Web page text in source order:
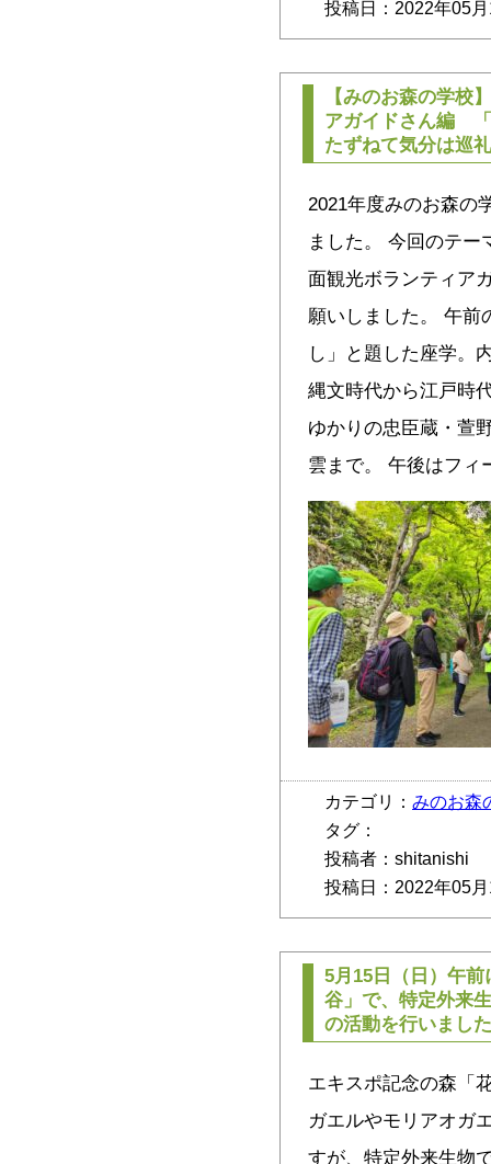
投稿日：2022年05
【みのお森の学
アガイドさん編
たずねて気分は
2021年度みのお森の
ました。 今回のテー
面観光ボランティア
願いしました。 午前
し」と題した座学。
縄文時代から江戸時
ゆかりの忠臣蔵・萱
雲まで。 午後はフィ
カテゴリ： みのお森
タグ：
投稿者：shitanishi
投稿日：2022年05
5月15日（日）午
谷」で、特定外来
の活動を行いまし
エキスポ記念の森「
ガエルやモリアオガ
すが、特定外来生物